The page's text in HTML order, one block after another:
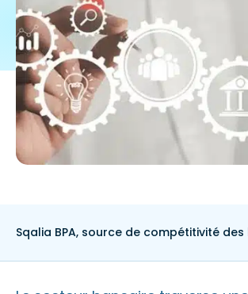
Sqalia BPA, source de compétitivité